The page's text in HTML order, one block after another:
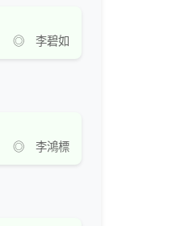
◎ 李碧如
◎ 李鴻標